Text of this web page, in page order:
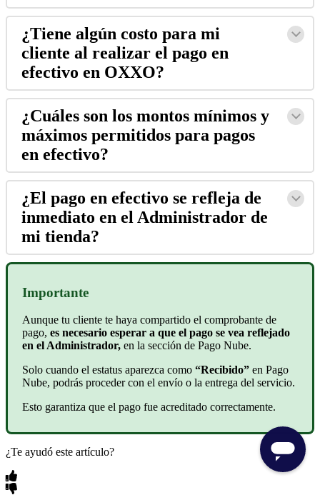
¿Tiene algún costo para mi
cliente al realizar el pago en
efectivo en OXXO?
¿Cuáles son los montos mínimos y
máximos permitidos para pagos
en efectivo?
¿El pago en efectivo se refleja de
inmediato en el Administrador de
mi tienda?
Importante
Aunque tu cliente te haya compartido el comprobante de
pago, es necesario esperar a que el pago se vea reflejado
en el Administrador, en la sección de Pago Nube.
Solo cuando el estatus aparezca como “Recibido” en Pago
Nube, podrás proceder con el envío o la entrega del servicio.
Esto garantiza que el pago fue acreditado correctamente.
¿Te ayudó este artículo?